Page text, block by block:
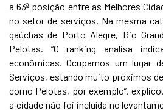
a 63ª posição entre as Melhores
no setor de serviços. Na mesma
gaúchas de Porto Alegre, Rio
Pelotas. “O ranking analisa
econômicas. Ocupamos um lugar
Serviços, estando muito próximos
como Pelotas, por exemplo”,
a cidade não foi incluída no